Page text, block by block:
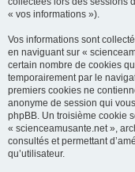
« vos informations »).
Vos informations sont
en naviguant sur «
certain nombre de cookies
temporairement par le
premiers cookies ne
anonyme de session qui
phpBB. Un troisième cookie
« scienceamusante.net »,
consultés et permettant
qu’utilisateur.